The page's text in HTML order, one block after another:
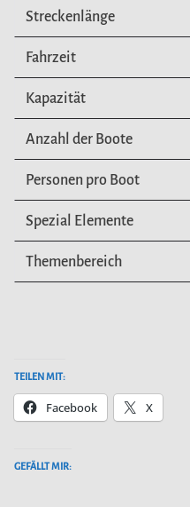
Streckenlänge
Fahrzeit
Kapazität
Anzahl der Boote
Personen pro Boot
Spezial Elemente
Themenbereich
TEILEN MIT:
Facebook X
GEFÄLLT MIR: